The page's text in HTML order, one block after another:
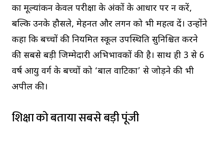
का मूल्यांकन केवल परीक्षा के अंकों के आधार पर न करें,
बल्कि उनके हौसले, मेहनत और लगन को भी महत्व दें। उन्होंने
कहा कि बच्चों की नियमित स्कूल उपस्थिति सुनिश्चित करने
की सबसे बड़ी जिम्मेदारी अभिभावकों की है। साथ ही 3 से 6
वर्ष आयु वर्ग के बच्चों को ‘बाल वाटिका’ से जोड़ने की भी
अपील की।
शिक्षा को बताया सबसे बड़ी पूंजी